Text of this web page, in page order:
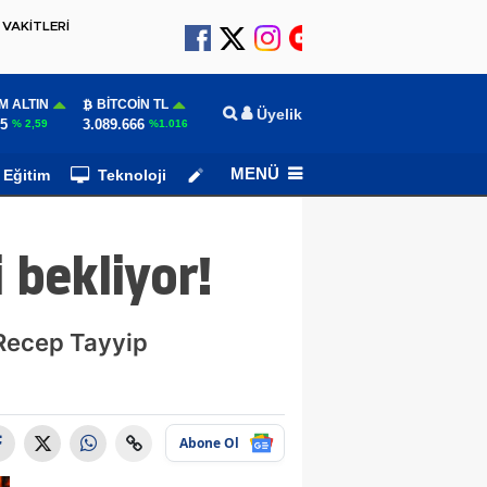
ALTIN
% 2,59
BITCOIN TL
3.089.666 %1.016 Üyelik
Eğitim Teknoloji Köşe Yazarları
MENÜ
Tayyip
Abone Ol